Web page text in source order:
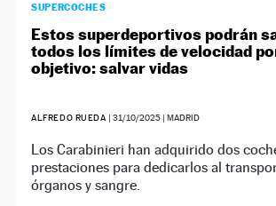
SUPERCOCHES
Estos superdeportivos podrán
todos los límites de velocidad
objetivo: salvar vidas
ALFREDO RUEDA |31/10/2025 | MADRID
Los Carabinieri han adquirido dos
prestaciones para dedicarlos al
órganos y sangre.